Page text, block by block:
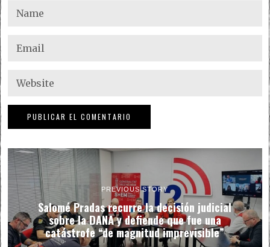
PREVIOUS STORY
Salomé Pradas recurre la decisión judicial
sobre la DANA y defiende que fue una
catástrofe “de magnitud imprevisible”